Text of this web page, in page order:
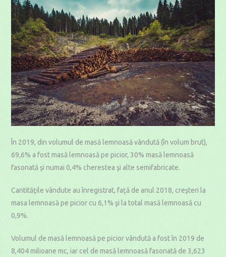
În 2019, din volumul de masă lemnoasă vândută (în volum brut),
69,6% a fost masă lemnoasă pe picior, 30% masă lemnoasă
fasonată şi numai 0,4% cherestea şi alte semifabricate.
Cantităţile vândute au înregistrat, faţă de anul 2018, creşteri la
masa lemnoasă pe picior cu 6,1% şi la total masă lemnoasă cu
0,9%.
Volumul de masă lemnoasă pe picior vândută a fost în 2019 de
8,404 milioane mc, iar cel de masă lemnoasă fasonată de 3,623